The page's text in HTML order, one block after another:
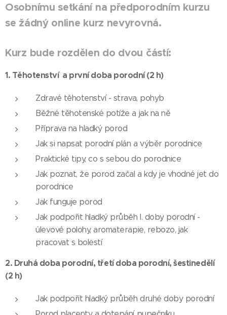
Osobnímu setkání na předporodním kurzu
se žádný online kurz nevyrovná.
Kurz bude rozdělen do dvou částí:
1. Těhotenství a první doba porodní (2 h)
Zdravé těhotenství - strava, pohyb
Běžné těhotenské potíže a jak na ně
Příprava na hladký porod
Jak si napsat porodní plán a výběr porodnice
Praktické tipy, co s sebou do porodnice
Jak poznat, že porod začal a kdy je vhodné jet do
porodnice
Jak funguje porod
Jak podpořit hladký průběh I. doby porodní -
úlevové polohy, aromaterapie, rebozo, jak
pracovat s bolestí
2. Druhá doba porodní, třetí doba porodní, šestinedělí
(2 h)
Jak podpořit hladký průběh druhé doby porodní